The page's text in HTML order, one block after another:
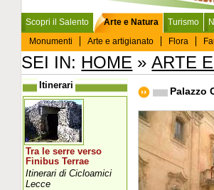
Scopri il Salento
Arte e Natura
Monumenti
Arte e artigianato Flora
Turismo
SEI IN: HOME »ARTE
Palazzo
Itinerari
Tra le serre verso
Finibus Terrae
Itinerari di Cicloamici
Lecce